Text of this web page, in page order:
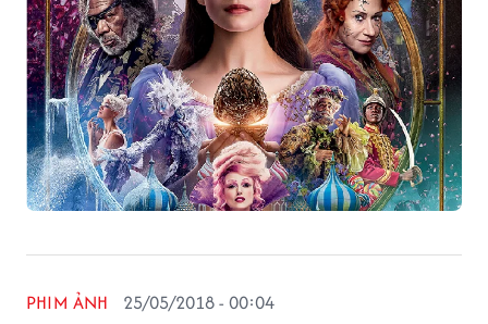
PHIM ẢNH 25/05/2018 - 00:04